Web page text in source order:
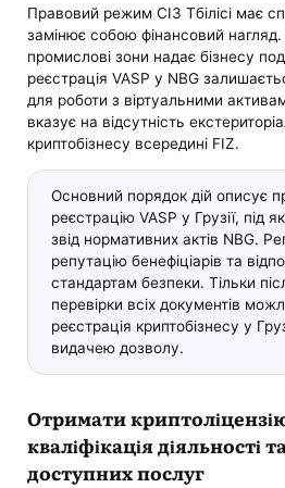
Правовий режим СІЗ Тбілісі має
замінює собою фінансовий нагляд.
промислові зони надає бізнесу
реєстрація VASP у NBG
для роботи з віртуальними
вказує на відсутність
криптобізнесу всередині FIZ.
Основний порядок дій описує
реєстрацію VASP у Грузії, під
звід нормативних актів NBG.
репутацію бенефіціарів та
стандартам безпеки. Тільки
перевірки всіх документів
реєстрація криптобізнесу у
видачею дозволу.
Отримати криптоліцензію
кваліфікація діяльності
доступних послуг